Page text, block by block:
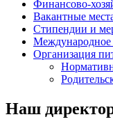
Финансово-
Вакантные
Стипендии и
Международное
Организация
Наш